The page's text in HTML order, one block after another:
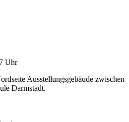
Uhr
Ausstellungsgebäude zwischen
Darmstadt.